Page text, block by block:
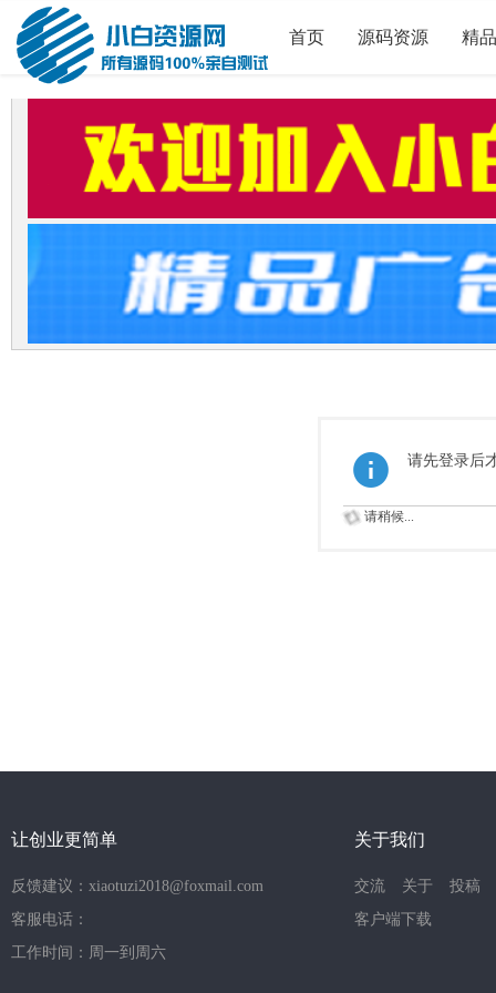
首页 源码资源 精
请先登录后
请稍候...
让创业更简单
反馈建议：xiaotuzi2018@foxmail.com
客服电话：
工作时间：周一到周六
关于我们
交流 关于
投稿
客户端下载